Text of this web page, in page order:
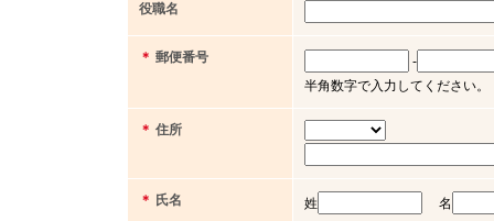
役職名
＊ 郵便番号
-
半角数字で入力してください。
＊ 住所
＊ 氏名 姓 名